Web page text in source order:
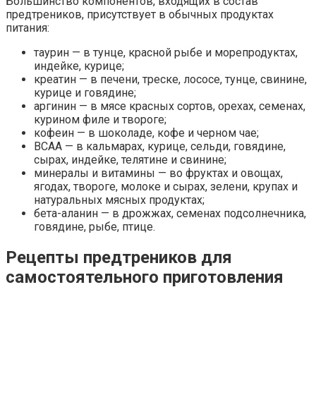
предтреников, присутствует в обычных продуктах
питания:
таурин — в тунце, красной рыбе и морепродуктах,
индейке, курице;
креатин — в печени, треске, лососе, тунце, свинине,
курице и говядине;
аргинин — в мясе красных сортов, орехах, семенах,
курином филе и твороге;
кофеин — в шоколаде, кофе и черном чае;
ВСАА — в кальмарах, курице, сельди, говядине,
сырах, индейке, телятине и свинине;
минералы и витамины — во фруктах и овощах,
ягодах, твороге, молоке и сырах, зелени, крупах и
натуральных мясных продуктах;
бета-аланин — в дрожжах, семенах подсолнечника,
говядине, рыбе, птице.
Рецепты предтреников для
самостоятельного приготовления